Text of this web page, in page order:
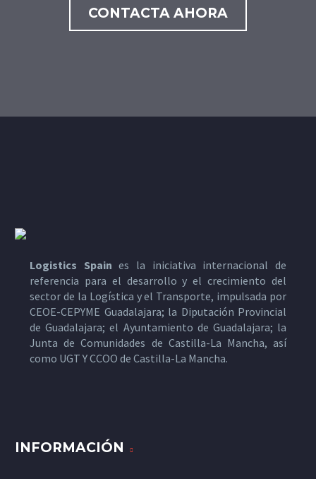
CONTACTA AHORA
Logistics Spain es la iniciativa internacional de
referencia para el desarrollo y el crecimiento del
sector de la Logística y el Transporte, impulsada por
CEOE-CEPYME Guadalajara; la Diputación Provincial
de Guadalajara; el Ayuntamiento de Guadalajara; la
Junta de Comunidades de Castilla-La Mancha, así
como UGT Y CCOO de Castilla-La Mancha.
INFORMACIÓN